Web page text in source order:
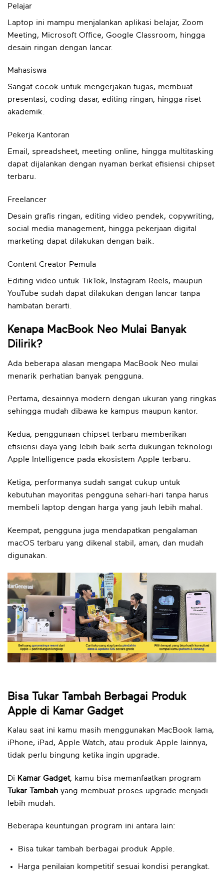
Pelajar
Laptop ini mampu menjalankan aplikasi belajar, Zoom
Meeting, Microsoft Office, Google Classroom, hingga
desain ringan dengan lancar.
Mahasiswa
Sangat cocok untuk mengerjakan tugas, membuat
presentasi, coding dasar, editing ringan, hingga riset
akademik.
Pekerja Kantoran
Email, spreadsheet, meeting online, hingga multitasking
dapat dijalankan dengan nyaman berkat efisiensi chipset
terbaru.
Freelancer
Desain grafis ringan, editing video pendek, copywriting,
social media management, hingga pekerjaan digital
marketing dapat dilakukan dengan baik.
Content Creator Pemula
Editing video untuk TikTok, Instagram Reels, maupun
YouTube sudah dapat dilakukan dengan lancar tanpa
hambatan berarti.
Kenapa MacBook Neo Mulai Banyak
Dilirik?
Ada beberapa alasan mengapa MacBook Neo mulai
menarik perhatian banyak pengguna.
Pertama, desainnya modern dengan ukuran yang ringkas
sehingga mudah dibawa ke kampus maupun kantor.
Kedua, penggunaan chipset terbaru memberikan
efisiensi daya yang lebih baik serta dukungan teknologi
Apple Intelligence pada ekosistem Apple terbaru.
Ketiga, performanya sudah sangat cukup untuk
kebutuhan mayoritas pengguna sehari-hari tanpa harus
membeli laptop dengan harga yang jauh lebih mahal.
Keempat, pengguna juga mendapatkan pengalaman
macOS terbaru yang dikenal stabil, aman, dan mudah
digunakan.
Bisa Tukar Tambah Berbagai Produk
Apple di Kamar Gadget
Kalau saat ini kamu masih menggunakan MacBook lama,
iPhone, iPad, Apple Watch, atau produk Apple lainnya,
tidak perlu bingung ketika ingin upgrade.
Di Kamar Gadget, kamu bisa memanfaatkan program
Tukar Tambah yang membuat proses upgrade menjadi
lebih mudah.
Beberapa keuntungan program ini antara lain:
Bisa tukar tambah berbagai produk Apple.
Harga penilaian kompetitif sesuai kondisi perangkat.